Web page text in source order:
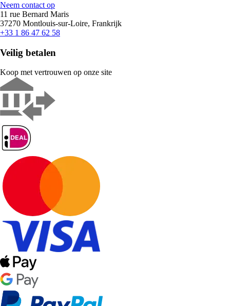
Neem contact op
11 rue Bernard Maris
37270 Montlouis-sur-Loire, Frankrijk
+33 1 86 47 62 58
Veilig betalen
Koop met vertrouwen op onze site